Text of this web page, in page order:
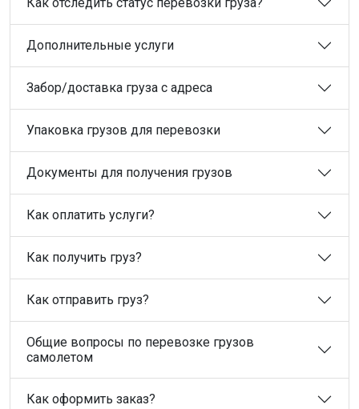
Дополнительные услуги
Забор/доставка груза с адреса
Упаковка грузов для перевозки
Документы для получения грузов
Как оплатить услуги?
Как получить груз?
Как отправить груз?
Общие вопросы по перевозке грузов
самолетом
Как оформить заказ?